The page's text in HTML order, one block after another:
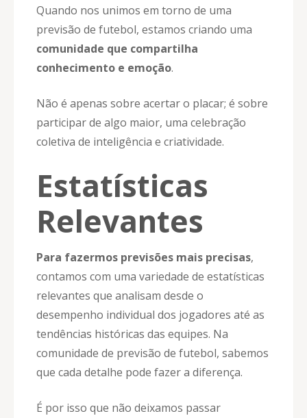
Quando nos unimos em torno de uma
previsão de futebol, estamos criando uma
comunidade que compartilha
conhecimento e emoção.
Não é apenas sobre acertar o placar; é sobre
participar de algo maior, uma celebração
coletiva de inteligência e criatividade.
Estatísticas
Relevantes
Para fazermos previsões mais precisas,
contamos com uma variedade de estatísticas
relevantes que analisam desde o
desempenho individual dos jogadores até as
tendências históricas das equipes. Na
comunidade de previsão de futebol, sabemos
que cada detalhe pode fazer a diferença.
É por isso que não deixamos passar